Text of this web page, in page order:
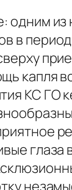
одним из
в
капля
КС ГО